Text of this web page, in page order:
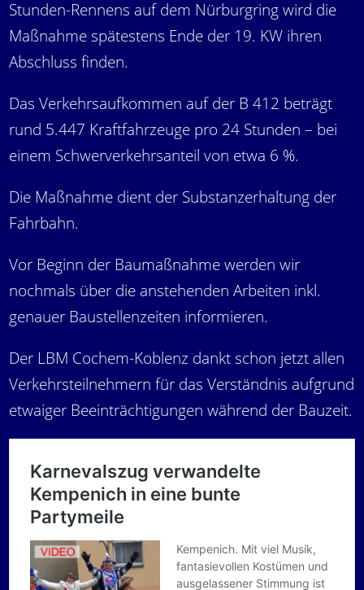
Stunden-Rennens auf dem Nürburgring wird die
Maßnahme spätestens Ende der 19. KW ihren
Abschluss finden.
Das Verkehrsaufkommen auf der B 412 beträgt
rund 5.447 Kraftfahrzeuge pro 24 Stunden – bei
einem Schwerverkehrsanteil von etwa 6 %.
Die Maßnahme dient der Substanzerhaltung der
Fahrbahn.
Vor Beginn der Baumaßnahme werden wir
nochmals über die anstehenden Arbeiten inkl.
genauer Baustellenzeiten informieren.
Der LBM Cochem-Koblenz dankt schon jetzt allen
Verkehrsteilnehmern für das Verständnis aufgrund
etwaiger Beeinträchtigungen während der Bauzeit.